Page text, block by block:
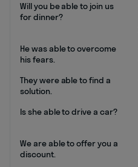
Will you be able to join us
for dinner?
He was able to overcome
his fears.
They were able to find a
solution.
Is she able to drive a car?
We are able to offer you a
discount.